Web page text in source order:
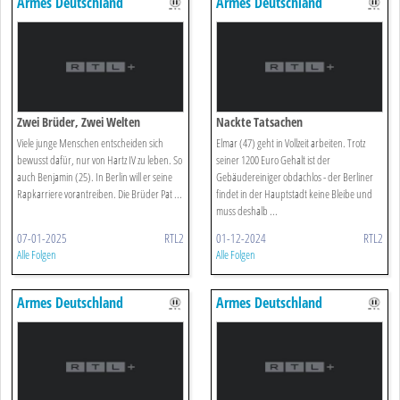
Zwei Brüder, Zwei Welten
Viele junge Menschen entscheiden sich
bewusst dafür, nur von Hartz IV zu leben. So
auch Benjamin (25). In Berlin will er seine
Rapkarriere vorantreiben. Die Brüder Pat ...
07-01-2025 RTL2
Alle Folgen
Nackte Tatsachen
Elmar (47) geht in Vollzeit arbeiten. Trotz
seiner 1200 Euro Gehalt ist der
Gebäudereiniger obdachlos - der Berliner
findet in der Hauptstadt keine Bleibe und
muss deshalb ...
01-12-2024 RTL2
Alle Folgen
Armes Deutschland Armes Deutschland